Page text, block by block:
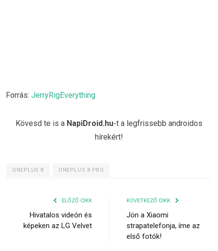
Forrás: JerryRigEverything
Kövesd te is a NapiDroid.hu-t a legfrissebb androidos
hírekért!
ONEPLUS 8 ONEPLUS 8 PRO
ELŐZŐ CIKK
Hivatalos videón és
képeken az LG Velvet
KÖVETKEZŐ CIKK
Jön a Xiaomi
strapatelefonja, íme az
első fotók!